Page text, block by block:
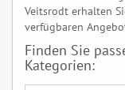
Veitsrodt erhalten
verfügbaren
Finden Sie
Kategorien: